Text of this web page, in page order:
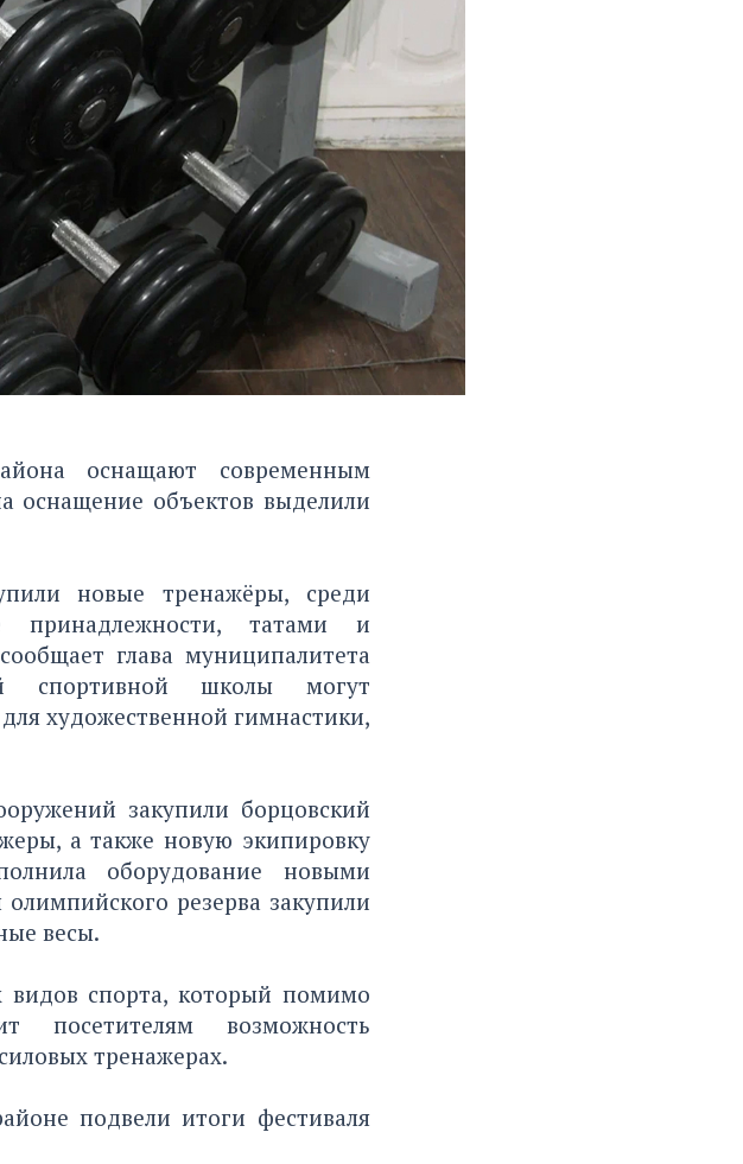
оснащают современным
оснащение объектов выделили
новые тренажёры, среди
принадлежности, татами и
глава муниципалитета
спортивной школы могут
художественной гимнастики,
закупили борцовский
а также новую экипировку
оборудование новыми
резерва закупили
весы.
видов спорта, который помимо
посетителям возможность
тренажерах.
подвелиитоги фестиваля